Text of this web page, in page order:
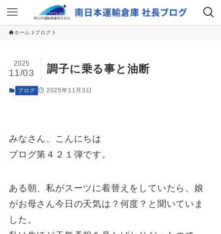
ホーム ブログ
調子に乗る事と油断
2025
11/03
ブログ 2025年11月3日
みなさん、こんにちは
ブログ第４２１弾です。
ある朝、私がスーツに着替えをしていたら、娘
がお母さん今日の天気は？何度？と聞いていま
した。